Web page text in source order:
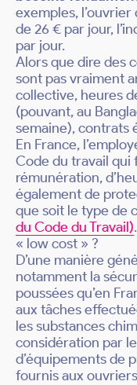
exemples,
de 26 € par jour,
par jour.
Alors que dire des
sont pas vraiment
collective, heures
(pouvant, au
semaine), contrats
En France,
Code du travail qui
rémunération,
également de
que soit le type de
du Code du Travail)
« low cost » ?
D’une manière
notamment la
poussées qu’en
aux tâches
les substances
considération par
d’équipements de
fournis aux